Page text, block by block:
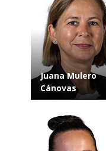
Juana Mulero
Cánovas